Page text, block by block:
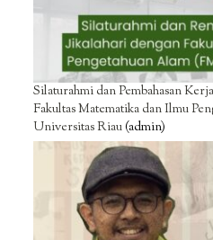
Silaturahmi dan Pembahasan
Fakultas Matematika dan Ilmu
Universitas Riau(admin)